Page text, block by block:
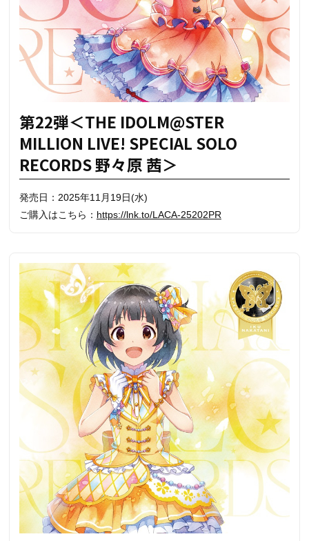
第22弾＜THE IDOLM@STER
MILLION LIVE! SPECIAL SOLO
RECORDS 野々原 茜＞
発売日：2025年11月19日(水)
ご購入はこちら： https://lnk.to/LACA-25202PR